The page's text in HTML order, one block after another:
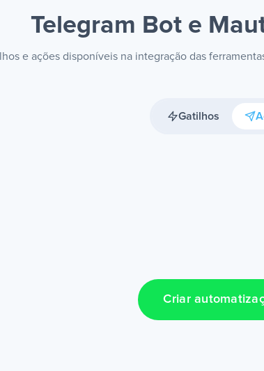
Telegram Bot e
e ações disponíveis na integração das
Gatilhos
Criar